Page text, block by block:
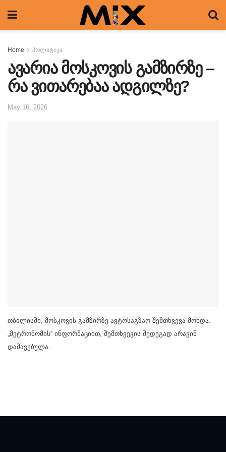
Home პოლიტიკა
ავარია მოსკოვის გამზირზე –
რა ვითარებაა ადგილზე?
May 16, 2026
თბილისში, მოსკოვის გამზირზე ავტოსაგზაო შემთხვევა მოხდა.
„მეტრონომის“ ინფორმაციით, შემთხვევის შედეგად არავინ
დაშავებულა.